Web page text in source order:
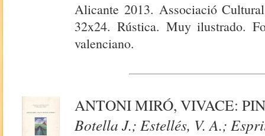
Alicante 2013. Associació
32x24. Rústica. Muy ilustrado.
valenciano.
ANTONI MIRÓ, VIVACE:
Botella J.; Estellés, V. A.;